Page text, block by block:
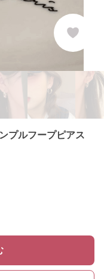
プルフープピアス